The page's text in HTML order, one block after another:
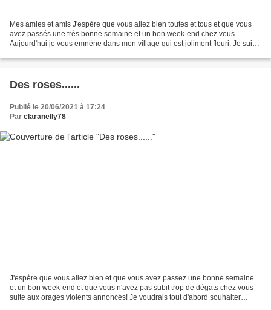
Mes amies et amis J'espère que vous allez bien toutes et tous et que vous
avez passés une très bonne semaine et un bon week-end chez vous.
Aujourd'hui je vous emnène dans mon village qui est joliment fleuri. Je suis
Des roses......
Publié le 20/06/2021 à 17:24
Par claranelly78
J'espère que vous allez bien et que vous avez passez une bonne semaine
et un bon week-end et que vous n'avez pas subit trop de dégats chez vous
suite aux orages violents annoncés! Je voudrais tout d'abord souhaiter